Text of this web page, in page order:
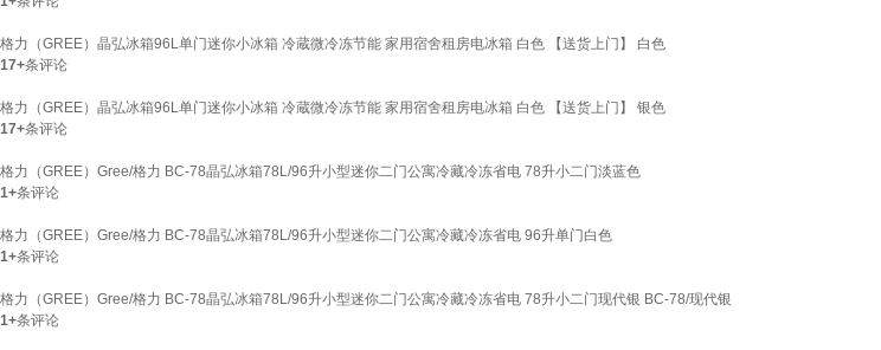
格力（GREE）晶弘冰箱96L单门迷你小冰箱 冷蔵微冷冻节能 家用宿舍租房电冰箱 白色 【送货上门】 白色
17+条评论
格力（GREE）晶弘冰箱96L单门迷你小冰箱 冷蔵微冷冻节能 家用宿舍租房电冰箱 白色 【送货上门】 银色
17+条评论
格力（GREE）Gree/格力 BC-78晶弘冰箱78L/96升小型迷你二门公寓冷藏冷冻省电 78升小二门淡蓝色
1+条评论
格力（GREE）Gree/格力 BC-78晶弘冰箱78L/96升小型迷你二门公寓冷藏冷冻省电 96升单门白色
1+条评论
格力（GREE）Gree/格力 BC-78晶弘冰箱78L/96升小型迷你二门公寓冷藏冷冻省电 78升小二门现代银 BC-78/现代银
1+条评论